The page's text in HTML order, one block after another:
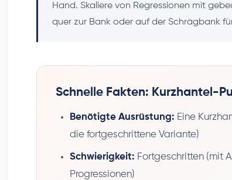
Hand. Skaliere von Regressionen mit
quer zur Bank oder auf der Schrägbank
Schnelle Fakten: Kurzhantel-
Benötigte Ausrüstung: Eine
die fortgeschrittene Variante)
Schwierigkeit: Fortgeschritten (mit
Progressionen)